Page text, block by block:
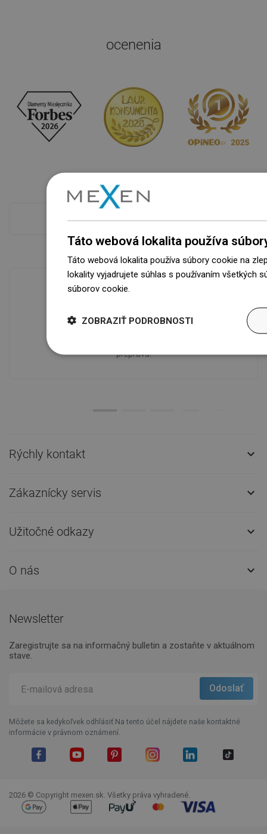
ocenenia
Pokladňa viac
Naše výrobky na vás čakajú v
prepravu!
Rýchly kontakt 
Zákaznícky servis 
Užitočné odkazy 
O nás 
Newsletter
Zaregistrujte sa na informačný bulletin a zostaňte v aktuálnom
stave.
Môžete sa kedykoľvek odhlásiť.Na tento účel nájdete naše kontaktné
informácie v právnom oznámení.
2026 © Copyright mexen.sk. Všetky práva vyhradené.
Táto webová lokalita používa
Táto webová lokalita používa súbory cookie na
lokality vyjadrujete súhlas s používaním všetkých
súborov cookie.
ZOBRAZIŤ PODROBNOSTI